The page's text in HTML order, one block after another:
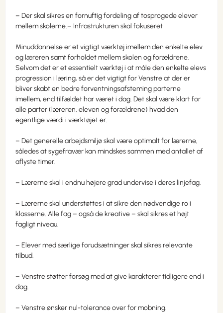
– Der skal sikres en fornuftig fordeling af tosprogede elever
mellem skolerne.– Infrastrukturen skal fokuseret
Minuddannelse er et vigtigt værktøj imellem den enkelte elev
og læreren samt forholdet mellem skolen og forældrene.
Selvom det er et essentielt værktøj i at måle den enkelte elevs
progression i læring, så er det vigtigt for Venstre at der er
bliver skabt en bedre forventningsafsteming parterne
imellem, end tilfældet har været i dag. Det skal være klart for
alle parter (læreren, eleven og forældrene) hvad den
egentlige værdi i værktøjet er.
– Det generelle arbejdsmiljø skal være optimalt for lærerne,
således at sygefravær kan mindskes sammen med antallet af
aflyste timer.
– Lærerne skal i endnu højere grad undervise i deres linjefag.
– Lærerne skal understøttes i at sikre den nødvendige ro i
klasserne. Alle fag – også de kreative – skal sikres et højt
fagligt niveau.
– Elever med særlige forudsætninger skal sikres relevante
tilbud.
– Venstre støtter forsøg med at give karakterer tidligere end i
dag.
– Venstre ønsker nul-tolerance over for mobning.